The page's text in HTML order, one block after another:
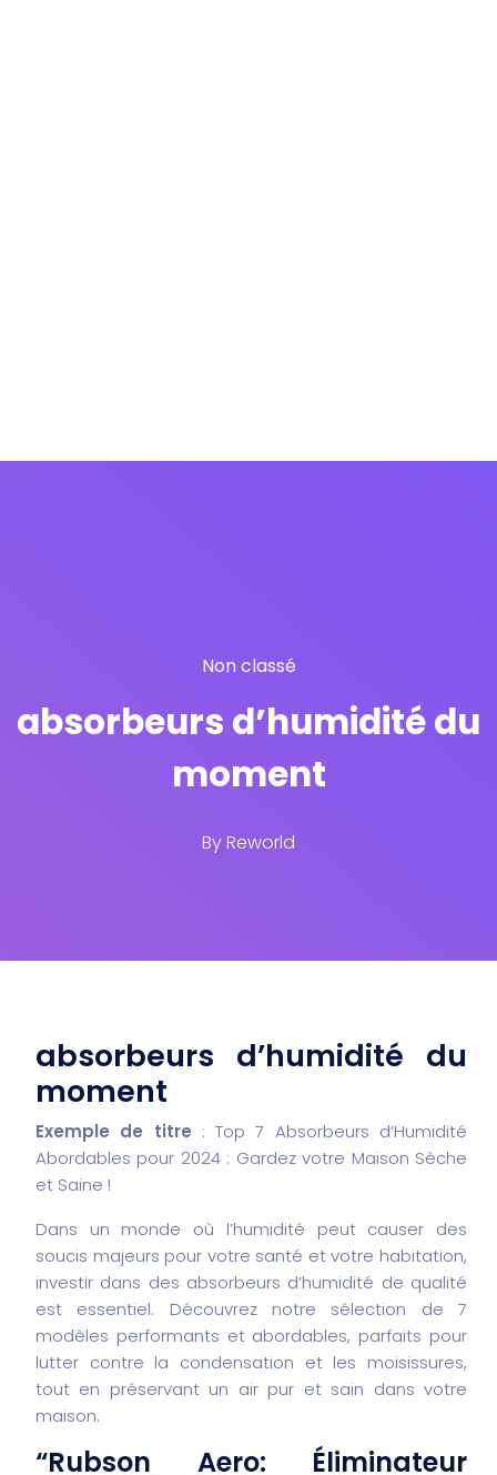
Non classé
absorbeurs d’humidité du
moment
ByReworld
absorbeurs d’humidité du
moment
Exemple de titre : Top 7 Absorbeurs d’Humidité
Abordables pour 2024 : Gardez votre Maison Sèche
et Saine !
Dans un monde où l’humidité peut causer des
soucis majeurs pour votre santé et votre habitation,
investir dans des absorbeurs d’humidité de qualité
est essentiel. Découvrez notre sélection de 7
modèles performants et abordables, parfaits pour
lutter contre la condensation et les moisissures,
tout en préservant un air pur et sain dans votre
maison.
“Rubson Aero: Éliminateur